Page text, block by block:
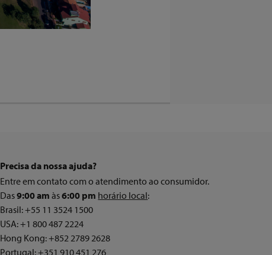
Precisa da nossa ajuda?
Entre em contato com o atendimento ao consumidor.
Das9:00 am às6:00 pm horário local:
Brasil: +55 11 3524 1500
USA: +1 800 487 2224
Hong Kong: +852 2789 2628
Portugal: +351 910 451 276